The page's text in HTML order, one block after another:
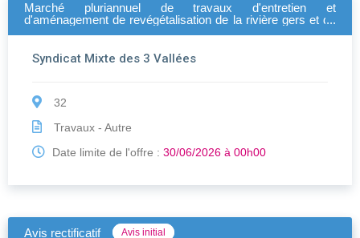
Marché pluriannuel de travaux d'entretien et
d'aménagement de revégétalisation de la rivière gers et de
Syndicat Mixte des 3 Vallées
32
Travaux - Autre
Date limite de l'offre : 30/06/2026 à 00h00
Avis rectificatif Avis initial